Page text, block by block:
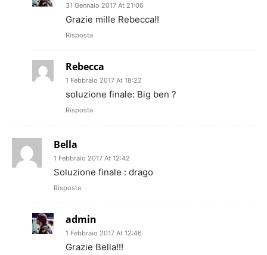
31 Gennaio 2017 At 21:06
Grazie mille Rebecca!!
Risposta
Rebecca
1 Febbraio 2017 At 18:22
soluzione finale: Big ben ?
Risposta
Bella
1 Febbraio 2017 At 12:42
Soluzione finale : drago
Risposta
admin
1 Febbraio 2017 At 12:46
Grazie Bella!!!